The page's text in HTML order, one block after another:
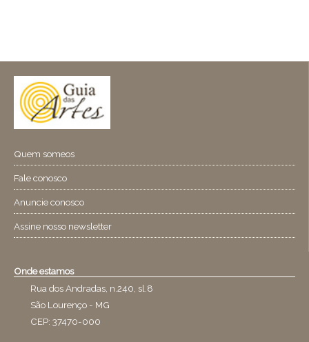
Quem someos
Fale conosco
Anuncie conosco
Assine nosso newsletter
Onde estamos
Rua dos Andradas, n.240, sl.8
São Lourenço - MG
CEP: 37470-000